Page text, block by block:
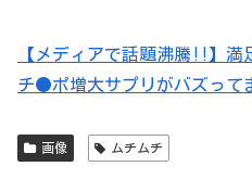
【メディアで話題沸騰!!】満
チ●ポ増大サプリがバズって
画像 ムチムチ